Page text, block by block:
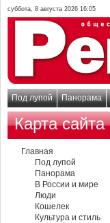
суббота, 8 августа 2026 16:05
Под лупой Панорама
Карта сайта
Главная
Под лупой
Панорама
В России и мире
Люди
Кошелек
Культура и стиль